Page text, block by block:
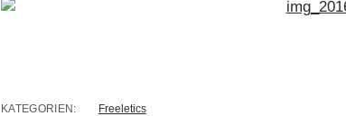
KATEGORIEN: Freeletics